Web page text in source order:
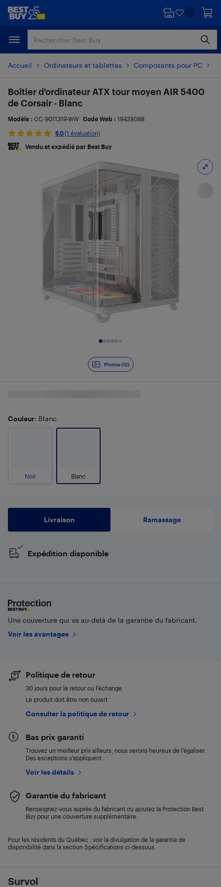
Passer
principal
Passer
Accueil Ordinateurs et tablettes Composants pour PC
Photos (12)
Survol
Boîtier d'ordinateur ATX tour moyen AIR 5400
de Corsair - Blanc
Modèle : CC-9011319-WW Code Web : 19428088
5.0(1 évaluation)
Vendu et expédié par Best Buy
Couleur: Blanc
Noir Blanc
Livraison Ramassage
Expédition disponible
Une couverture qui va au-delà de la garantie du fabricant.
Voir les avantages
Politique de retour
30 jours pour le retour ou l’échange
Le produit doit être non ouvert
Consulter la politique de retour
Bas prix garanti
Trouvez un meilleur prix ailleurs, nous serons heureux de l’égaliser.
Des exceptions s’appliquent.
Voir les détails
Garantie du fabricant
Renseignez-vous auprès du fabricant ou ajoutez la Protection Best
Buy pour une couverture supplémentaire.
Pour les résidents du Québec : voir la divulgation de la garantie de
disponibilité dans la section Spécifications ci-dessous.